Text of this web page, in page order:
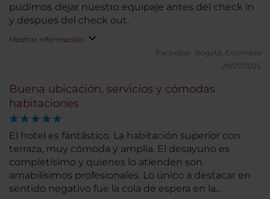
pudimos dejar nuestro equipaje antes del check in
y despues del check out.
Mostrar información
Pachobar. Bogotá, Colombia
29/07/2025
Buena ubicación, servicios y cómodas
habitaciones
El hotel es fantástico. La habitación superior con
terraza, muy cómoda y amplia. El desayuno es
completísimo y quienes lo atienden son
amabilísimos profesionales. Lo único a destacar en
sentido negativo fue la cola de espera en la